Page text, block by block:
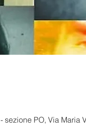
PO, Via Maria